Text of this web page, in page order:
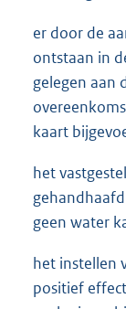
er door de
ontstaan in
gelegen aan
kaart
het
geen water
het instellen
positief